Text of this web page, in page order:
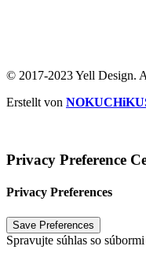
© 2017-2023 Yell Design.
Erstellt von
Privacy Preference
Privacy Preferences
Spravujte súhlas so